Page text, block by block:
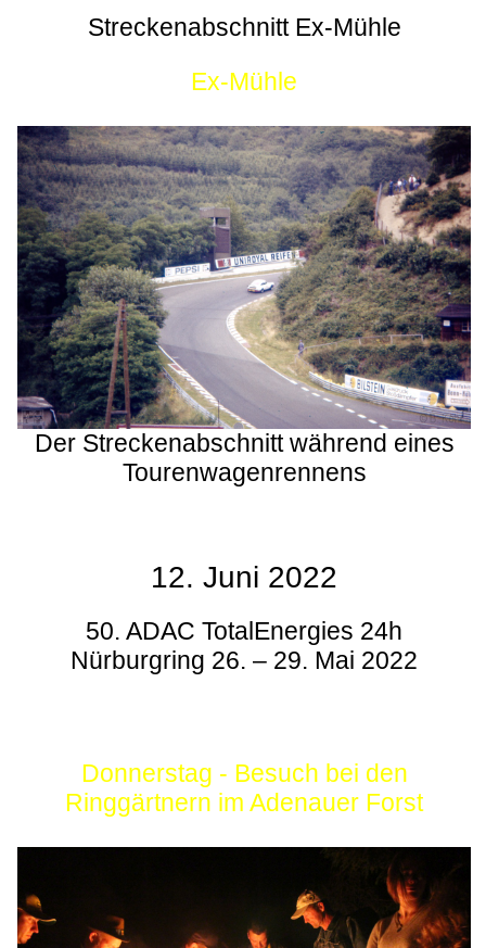
Streckenabschnitt Ex-Mühle
Ex-Mühle
Der Streckenabschnitt während eines
Tourenwagenrennens
12. Juni 2022
50. ADAC TotalEnergies 24h
Nürburgring 26. – 29. Mai 2022
Donnerstag - Besuch bei den
Ringgärtnern im Adenauer Forst